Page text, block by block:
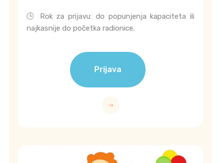
🕒 Rok za prijavu: do popunjenja kapaciteta ili
najkasnije do početka radionice.
Prijava